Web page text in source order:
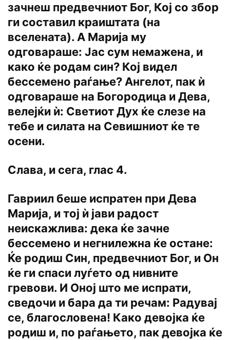
зачнеш предвечниот Бог, Кој со збор
ги составил краиштата (на
вселената). А Марија му
одговараше: Јас сум немажена, и
како ќе родам син? Кој видел
бессемено раѓање? Ангелот, пак ѝ
одговараше на Богородица и Дева,
велејќи ѝ: Светиот Дух ќе слезе на
тебе и силата на Севишниот ќе те
осени.
Слава, и сега, глас 4.
Гавриил беше испратен при Дева
Марија, и тој ѝ јави радост
неискажлива: дека ќе зачне
бессемено и негнилежна ќе остане:
Ќе родиш Син, предвечниот Бог, и Он
ќе ги спаси луѓето од нивните
гревови. И Оној што ме испрати,
сведочи и бара да ти речам: Радувај
се, благословена! Како девојка ќе
родиш и, по раѓањето, пак девојка ќе